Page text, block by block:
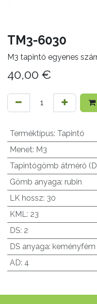
TM3-6030
M3 tapintó egyenes
40,00 €
Terméktípus: Tapintó
Menet: M3
Tapintógömb átmérő
Gömb anyaga: rubin
LK hossz: 30
KML: 23
DS: 2
DS anyaga: keményfém
AD: 4